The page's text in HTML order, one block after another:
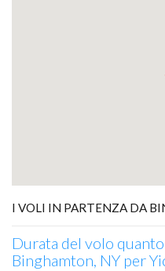
I VOLI IN PARTENZA DA
Durata del volo
Binghamton, NY per